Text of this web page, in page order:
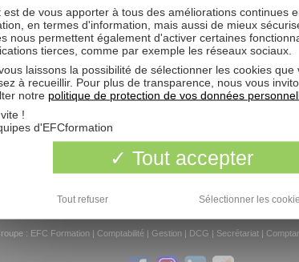
Titres uniquement
Premier message des sujets uniquement
Messages
Sujets
Croissant
: EFC Formation| Comptabilité| Gestion| DCG | Secrétariat|
est de vous apporter à tous des améliorations continues
en termes d'information, mais aussi de mieux
nous permettent également d'activer certaines
tierces, comme par exemple les réseaux sociaux.
laissons la possibilité de sélectionner les cookies que
à recueillir. Pour plus de transparence, nous vous
notre politique de protection de vos données
!
d'EFCformation
Tout accepter
Tout refuser Sélectionner les